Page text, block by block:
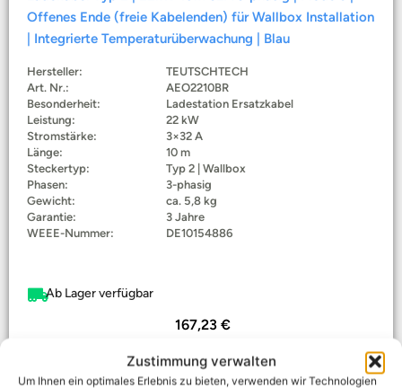
Zustimmung verwalten
Um Ihnen ein optimales Erlebnis zu bieten, verwenden wir Technologien
Offenes Ende (freie Kabelenden) für Wallbox Installation
| Integrierte Temperaturüberwachung | Blau
Hersteller:
TEUTSCHTECH
Art. Nr.:
AEO2210BR
Besonderheit:
Leistung:
Ladestation Ersatzkabel
22 kW
Stromstärke:
Länge:
3×32 A
10 m
Steckertyp:
Phasen:
Typ 2 | Wallbox
3-phasig
Gewicht:
Garantie:
ca. 5,8 kg
3 Jahre
WEEE-Nummer:
DE10154886
Ab Lager verfügbar
167,23 €
zzgl.Versand
GTIN: 4262375510003